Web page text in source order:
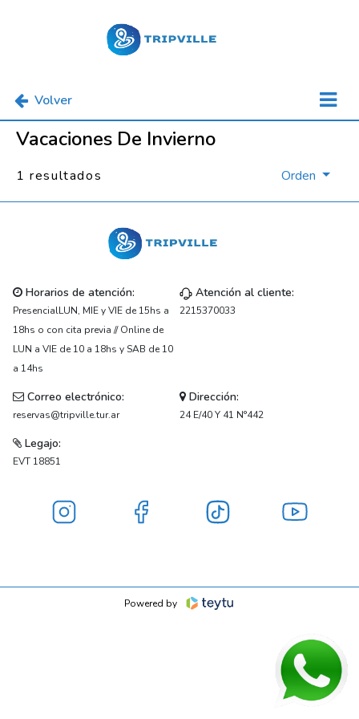
Volver
Vacaciones De Invierno
1 resultados Orden
Horarios de atención:
PresencialLUN, MIE y VIE de 15hs a
18hs o con cita previa // Online de
LUN a VIE de 10 a 18hs y SAB de 10
a 14hs
Atención al cliente:
2215370033
Correo electrónico:
reservas@tripville.tur.ar
Dirección:
24 E/40 Y 41 N°442
Legajo:
EVT 18851
Powered by